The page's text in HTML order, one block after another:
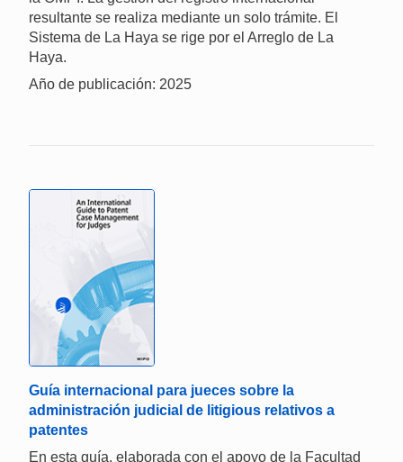
resultante se realiza mediante un solo trámite. El
Sistema de La Haya se rige por el Arreglo de La
Haya.
Año de publicación: 2025
Guía internacional para jueces sobre la
administración judicial de litigious relativos a
patentes
En esta guía, elaborada con el apoyo de la Facultad